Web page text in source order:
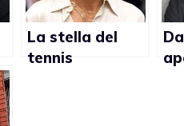
La stella del
tennis